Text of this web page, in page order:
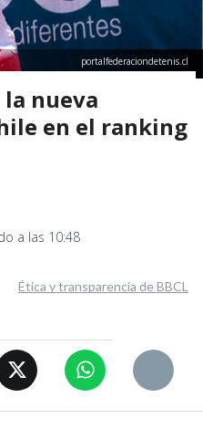
portalfederaciondetenis.cl
la nueva
en el ranking
a las 10:48
Ética y transparencia de BBCL